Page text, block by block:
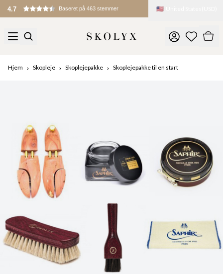
4.7 Baseret på 463 stemmer 🇺🇸
Hjem Skopleje Skoplejepakke Skoplejepakke til en start